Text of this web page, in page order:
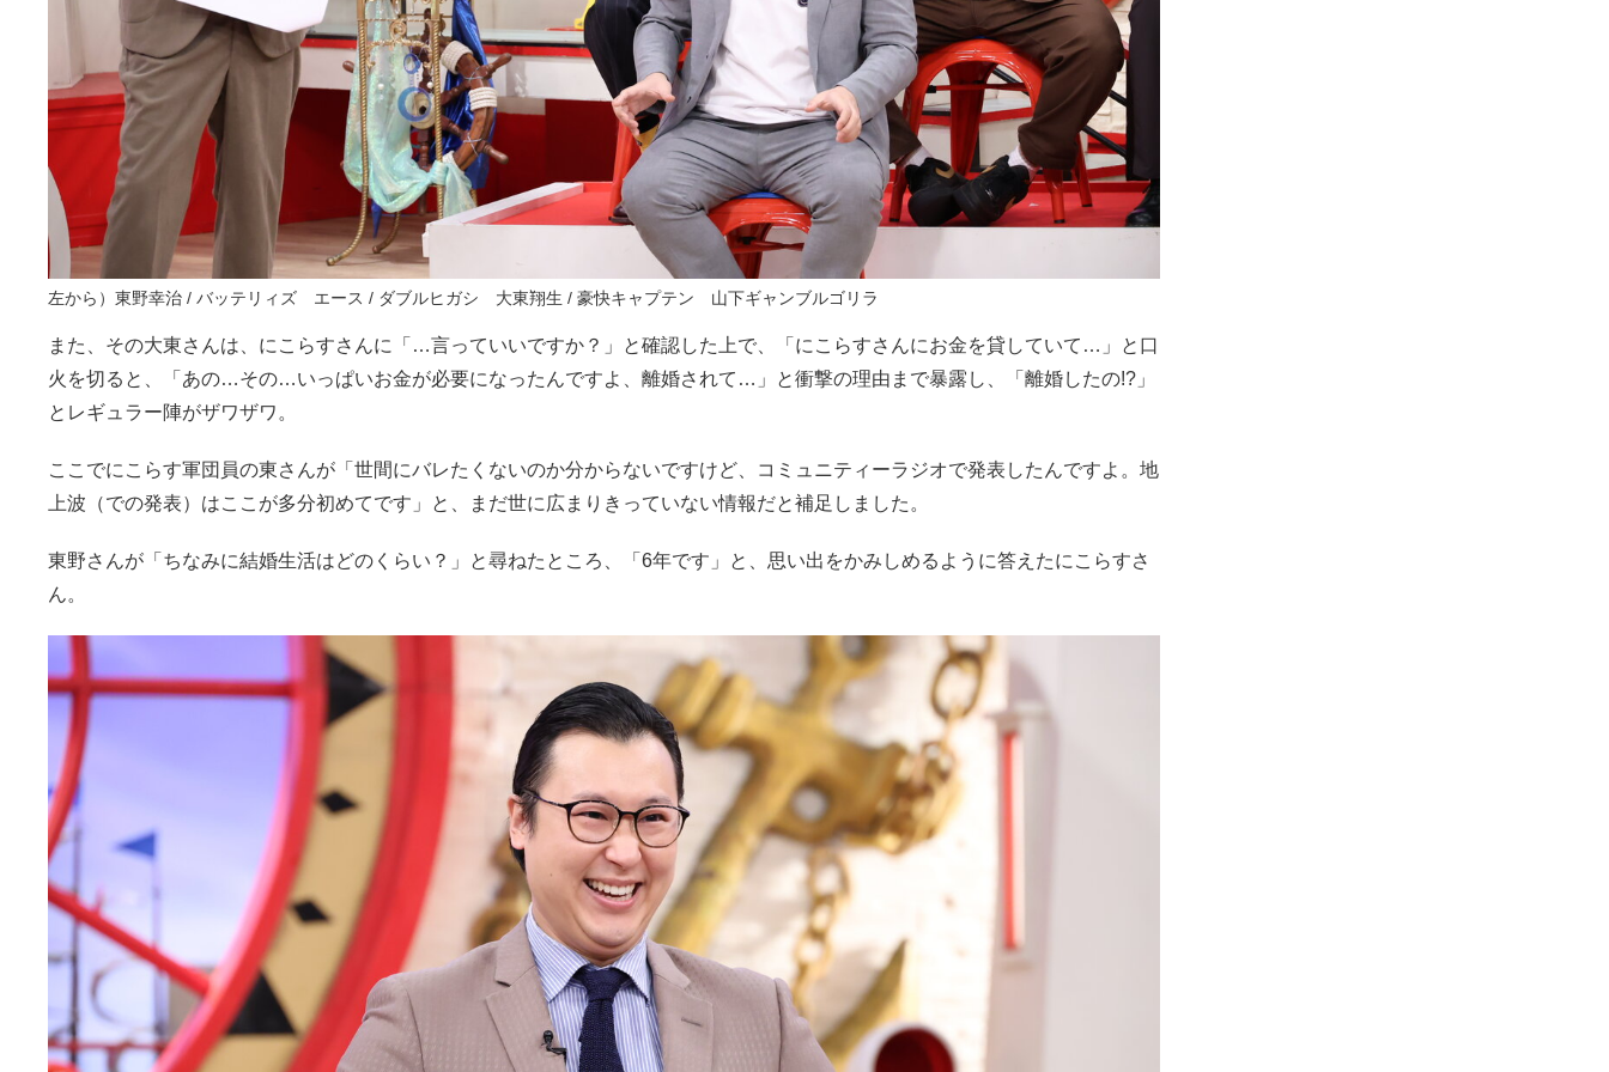
左から）東野幸治 / バッテリィズ エース / ダブルヒガシ 大東翔生 / 豪快キャプテン 山下ギャンブルゴリラ
また、その大東さんは、にこらすさんに「…言っていいですか？」と確認した上で、「にこらすさんにお金を貸していて…」と口
火を切ると、「あの…その…いっぱいお金が必要になったんですよ、離婚されて…」と衝撃の理由まで暴露し、「離婚したの!?」
とレギュラー陣がザワザワ。
ここでにこらす軍団員の東さんが「世間にバレたくないのか分からないですけど、コミュニティーラジオで発表したんですよ。地
上波（での発表）はここが多分初めてです」と、まだ世に広まりきっていない情報だと補足しました。
東野さんが「ちなみに結婚生活はどのくらい？」と尋ねたところ、「6年です」と、思い出をかみしめるように答えたにこらすさ
ん。